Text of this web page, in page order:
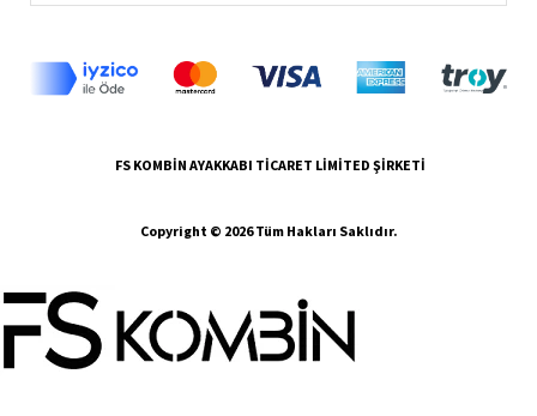
FS KOMBİN AYAKKABI TİCARET LİMİTED ŞİRKETİ
Copyright © 2026 Tüm Hakları Saklıdır.